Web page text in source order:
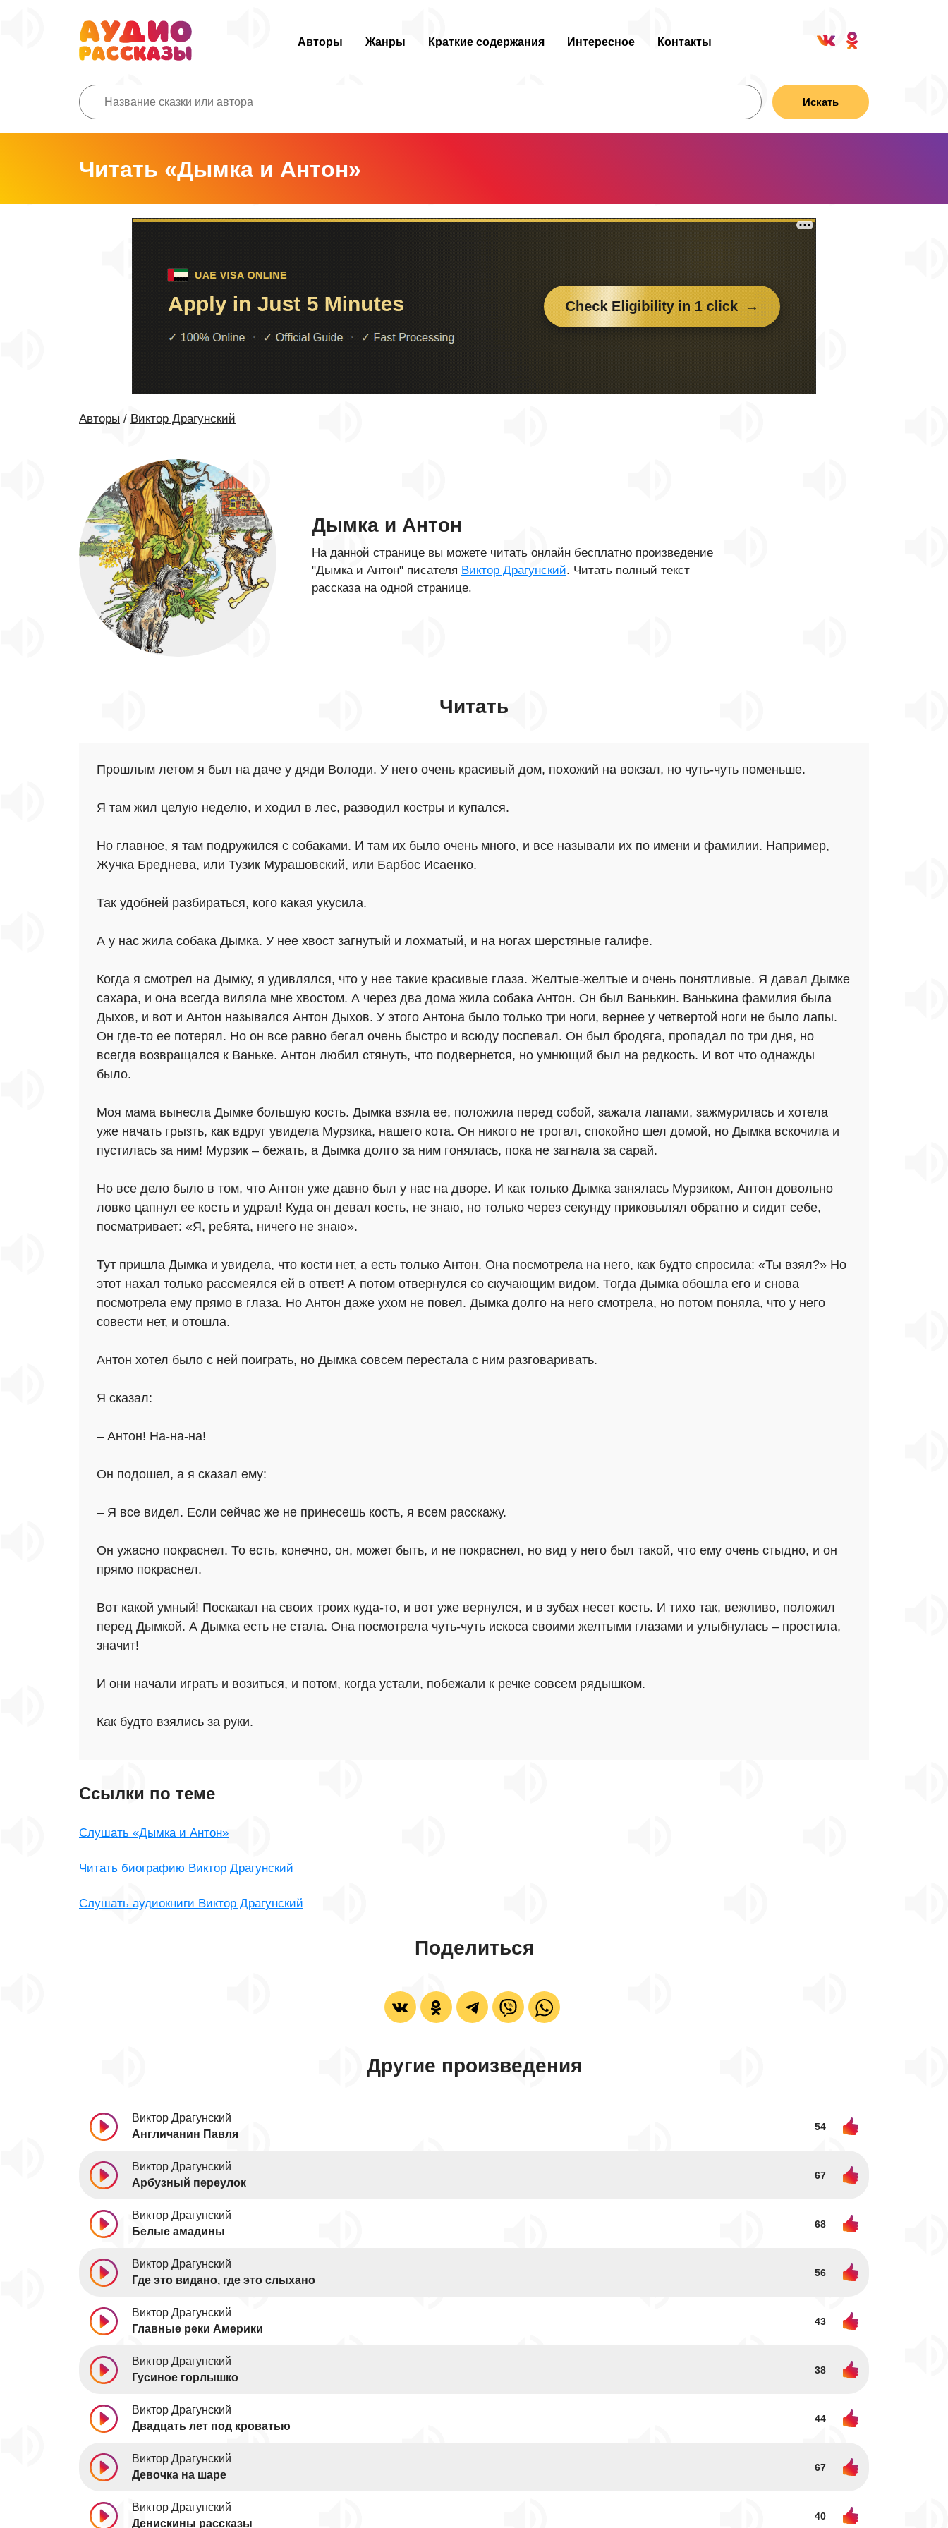
Авторы Жанры Краткие содержания Интересное Контакты
Искать
Читать «Дымка и Антон»
Авторы / Виктор Драгунский
Дымка и Антон
На данной странице вы можете читать онлайн бесплатно произведение
"Дымка и Антон" писателя Виктор Драгунский. Читать полный текст
рассказа на одной странице.
Читать
Прошлым летом я был на даче у дяди Володи. У него очень красивый дом, похожий на вокзал, но чуть-чуть поменьше.
Я там жил целую неделю, и ходил в лес, разводил костры и купался.
Но главное, я там подружился с собаками. И там их было очень много, и все называли их по имени и фамилии. Например,
Жучка Бреднева, или Тузик Мурашовский, или Барбос Исаенко.
Так удобней разбираться, кого какая укусила.
А у нас жила собака Дымка. У нее хвост загнутый и лохматый, и на ногах шерстяные галифе.
Когда я смотрел на Дымку, я удивлялся, что у нее такие красивые глаза. Желтые-желтые и очень понятливые. Я давал Дымке
сахара, и она всегда виляла мне хвостом. А через два дома жила собака Антон. Он был Ванькин. Ванькина фамилия была
Дыхов, и вот и Антон назывался Антон Дыхов. У этого Антона было только три ноги, вернее у четвертой ноги не было лапы.
Он где-то ее потерял. Но он все равно бегал очень быстро и всюду поспевал. Он был бродяга, пропадал по три дня, но
всегда возвращался к Ваньке. Антон любил стянуть, что подвернется, но умнющий был на редкость. И вот что однажды
было.
Моя мама вынесла Дымке большую кость. Дымка взяла ее, положила перед собой, зажала лапами, зажмурилась и хотела
уже начать грызть, как вдруг увидела Мурзика, нашего кота. Он никого не трогал, спокойно шел домой, но Дымка вскочила и
пустилась за ним! Мурзик – бежать, а Дымка долго за ним гонялась, пока не загнала за сарай.
Но все дело было в том, что Антон уже давно был у нас на дворе. И как только Дымка занялась Мурзиком, Антон довольно
ловко цапнул ее кость и удрал! Куда он девал кость, не знаю, но только через секунду приковылял обратно и сидит себе,
посматривает: «Я, ребята, ничего не знаю».
Тут пришла Дымка и увидела, что кости нет, а есть только Антон. Она посмотрела на него, как будто спросила: «Ты взял?» Но
этот нахал только рассмеялся ей в ответ! А потом отвернулся со скучающим видом. Тогда Дымка обошла его и снова
посмотрела ему прямо в глаза. Но Антон даже ухом не повел. Дымка долго на него смотрела, но потом поняла, что у него
совести нет, и отошла.
Антон хотел было с ней поиграть, но Дымка совсем перестала с ним разговаривать.
Я сказал:
– Антон! На-на-на!
Он подошел, а я сказал ему:
– Я все видел. Если сейчас же не принесешь кость, я всем расскажу.
Он ужасно покраснел. То есть, конечно, он, может быть, и не покраснел, но вид у него был такой, что ему очень стыдно, и он
прямо покраснел.
Вот какой умный! Поскакал на своих троих куда-то, и вот уже вернулся, и в зубах несет кость. И тихо так, вежливо, положил
перед Дымкой. А Дымка есть не стала. Она посмотрела чуть-чуть искоса своими желтыми глазами и улыбнулась – простила,
значит!
И они начали играть и возиться, и потом, когда устали, побежали к речке совсем рядышком.
Как будто взялись за руки.
Ссылки по теме
Слушать «Дымка и Антон»
Читать биографию Виктор Драгунский
Слушать аудиокниги Виктор Драгунский
Поделиться
Другие произведения
Виктор Драгунский
Англичанин Павля
54
Виктор Драгунский
Арбузный переулок
67
Виктор Драгунский
Белые амадины
68
Виктор Драгунский
Где это видано, где это слыхано
56
Виктор Драгунский
Главные реки Америки
43
Виктор Драгунский
Гусиное горлышко
38
Виктор Драгунский
Двадцать лет под кроватью
44
Виктор Драгунский
Девочка на шаре
67
Виктор Драгунский
Денискины рассказы
40